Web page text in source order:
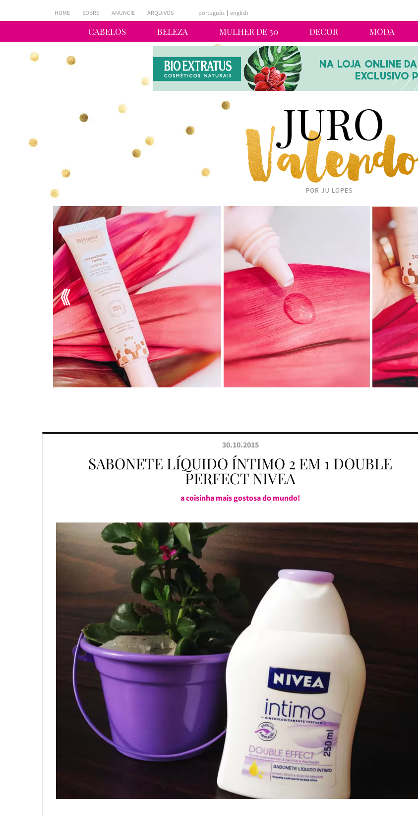
CABELOS BELEZA MULHER DE 30 DECOR MODA
HOME SOBRE ANUNCIE ARQUIVOS português english
30.10.2015
SABONETE LÍQUIDO ÍNTIMO 2 EM 1 DOUBLE
PERFECT NIVEA
a coisinha mais gostosa do mundo!